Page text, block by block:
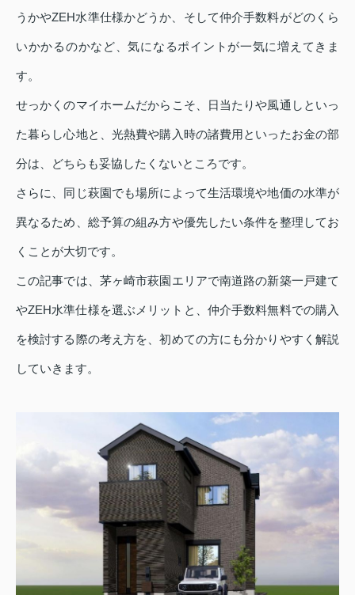
うかやZEH水準仕様かどうか、そして仲介手数料がどのくら
いかかるのかなど、気になるポイントが一気に増えてきま
す。
せっかくのマイホームだからこそ、日当たりや風通しといっ
た暮らし心地と、光熱費や購入時の諸費用といったお金の部
分は、どちらも妥協したくないところです。
さらに、同じ萩園でも場所によって生活環境や地価の水準が
異なるため、総予算の組み方や優先したい条件を整理してお
くことが大切です。
この記事では、茅ヶ崎市萩園エリアで南道路の新築一戸建て
やZEH水準仕様を選ぶメリットと、仲介手数料無料での購入
を検討する際の考え方を、初めての方にも分かりやすく解説
していきます。